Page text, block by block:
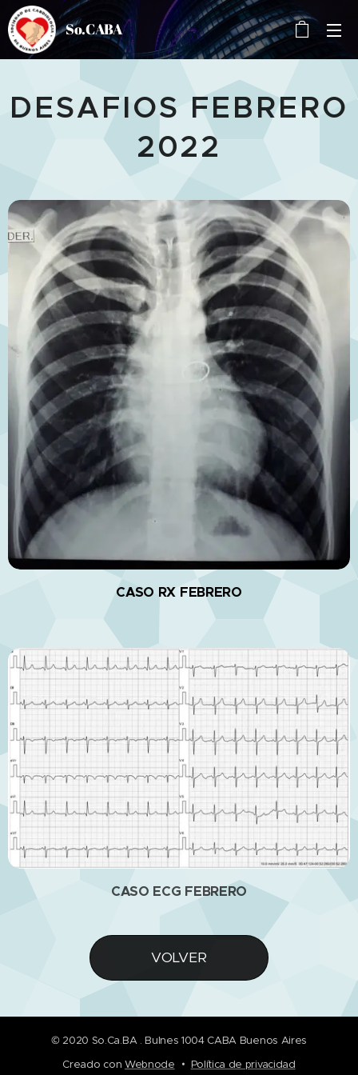
So.CABA
DESAFIOS FEBRERO
2022
CASO RX FEBRERO
CASO ECG FEBRERO
VOLVER
© 2020 So.Ca.BA . Bulnes 1004 CABA Buenos Aires
Creado con Webnode Política de privacidad